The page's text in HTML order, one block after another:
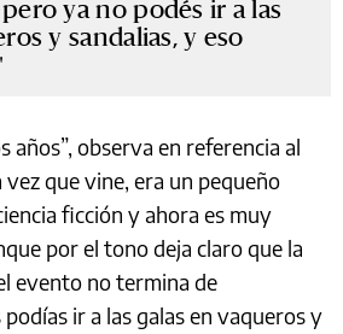
ya no podés ir a las
y sandalias, y eso
años”, observa en referencia al
que vine, era un pequeño
ficción y ahora es muy
por el tono deja claro que la
evento no termina de
ir a las galas en vaqueros y